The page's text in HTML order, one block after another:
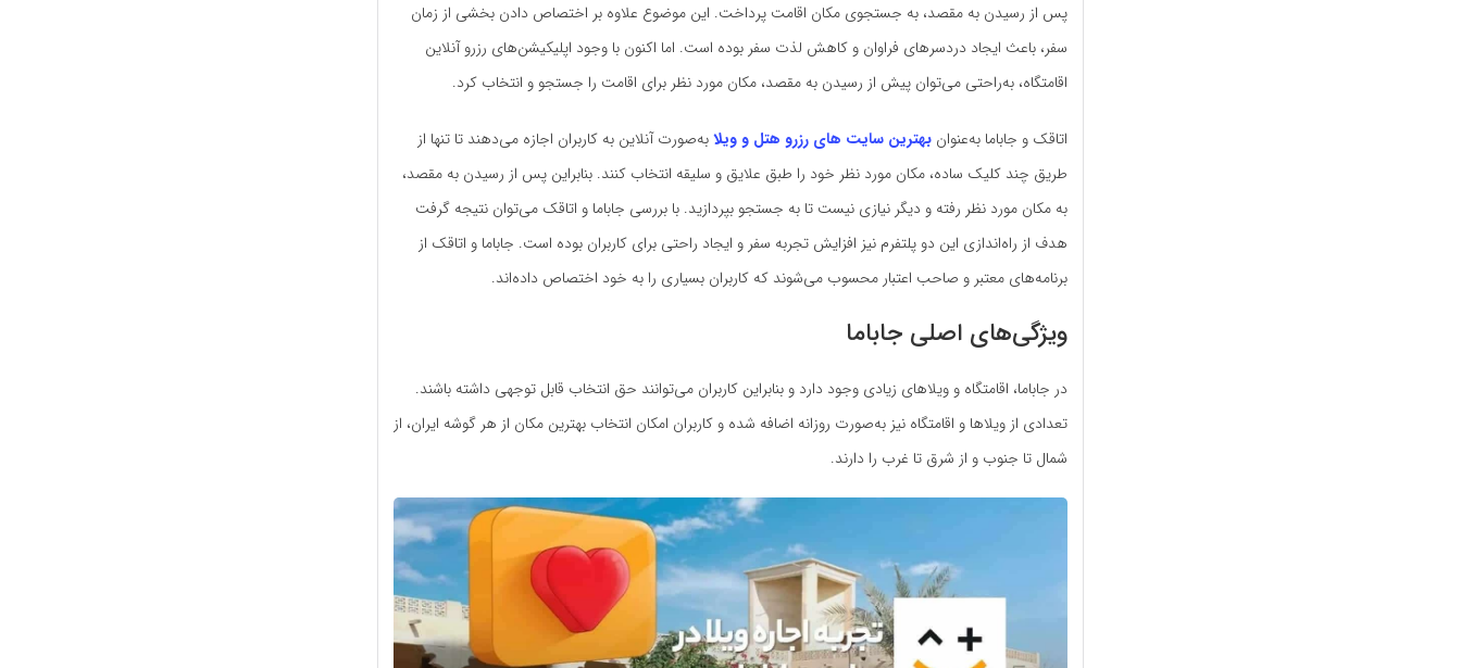
پس از رسیدن به مقصد، به جستجوی مکان اقامت پرداخت. این موضوع علاوه بر اختصاص دادن بخشی از زمان
سفر، باعث ایجاد دردسر‌های فراوان و کاهش لذت سفر بوده است. اما اکنون با وجود اپلیکیشن‌های رزرو آنلاین
اقامتگاه‌، به‌راحتی می‌توان پیش از رسیدن به مقصد، مکان مورد نظر برای اقامت را جستجو و انتخاب کرد.
اتاقک و جاباما به‌عنوان بهترین سایت های رزرو هتل و ویلابه‌صورت آنلاین به کاربران اجازه می‌دهند تا تنها از
طریق چند کلیک ساده، مکان مورد نظر خود را طبق علایق و سلیقه انتخاب کنند. بنابراین پس از رسیدن به مقصد،
به مکان مورد نظر رفته و دیگر نیازی نیست تا به جستجو بپردازید. با بررسی جاباما و اتاقک می‌توان نتیجه گرفت
هدف از راه‌اندازی این دو پلتفرم نیز افزایش تجربه سفر و ایجاد راحتی برای کاربران بوده است. جاباما و اتاقک از
برنامه‌های معتبر و صاحب اعتبار محسوب می‌شوند که کاربران بسیاری را به خود اختصاص داده‌اند.
ویژگی‌های اصلی جاباما
در جاباما، اقامتگاه و ویلاهای زیادی وجود دارد و بنابراین کاربران می‌توانند حق انتخاب قابل توجهی داشته باشند.
تعدادی از ویلا‌ها و اقامتگاه‌ نیز به‌صورت روزانه اضافه شده و کاربران امکان انتخاب بهترین مکان از هر گوشه ایران، از
شمال تا جنوب و از شرق تا غرب را دارند.